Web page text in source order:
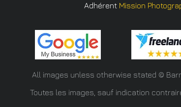
Adhérent Mission
All images unless otherwise stated ©
Toutes les images, sauf indication